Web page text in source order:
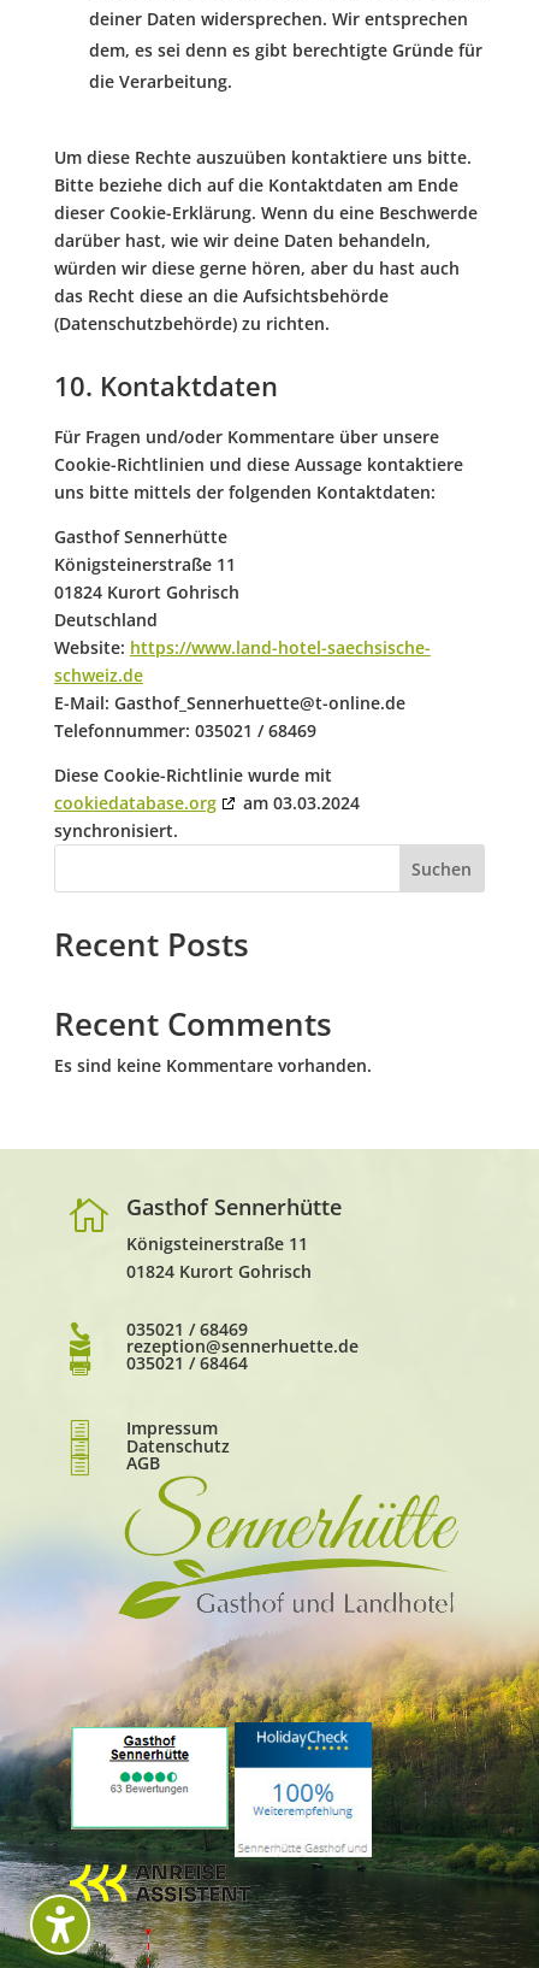
deiner Daten widersprechen. Wir entsprechen
dem, es sei denn es gibt berechtigte Gründe für
die Verarbeitung.
Um diese Rechte auszuüben kontaktiere uns bitte.
Bitte beziehe dich auf die Kontaktdaten am Ende
dieser Cookie-Erklärung. Wenn du eine Beschwerde
darüber hast, wie wir deine Daten behandeln,
würden wir diese gerne hören, aber du hast auch
das Recht diese an die Aufsichtsbehörde
(Datenschutzbehörde) zu richten.
10. Kontaktdaten
Für Fragen und/oder Kommentare über unsere
Cookie-Richtlinien und diese Aussage kontaktiere
uns bitte mittels der folgenden Kontaktdaten:
Gasthof Sennerhütte
Königsteinerstraße 11
01824 Kurort Gohrisch
Deutschland
Website: https://www.land-hotel-saechsische-
schweiz.de
E-Mail: Gasthof_Sennerhuette@t-online.de
Telefonnummer: 035021 / 68469
Diese Cookie-Richtlinie wurde mit
cookiedatabase.org
am 03.03.2024
synchronisiert.
Suchen
Recent Posts
Recent Comments
Es sind keine Kommentare vorhanden.
 Gasthof Sennerhütte
Königsteinerstraße 11
01824 Kurort Gohrisch
 035021 / 68469
 rezeption@sennerhuette.de
 035021 / 68464
h Impressum
h Datenschutz
h AGB